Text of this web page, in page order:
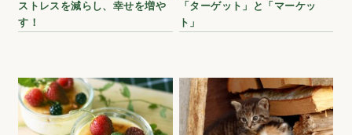
ストレスを減らし、幸せを増や
す！
「ターゲット」と「マーケッ
ト」